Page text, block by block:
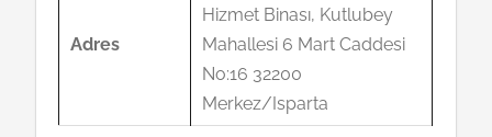
Adres
Hizmet Binası, Kutlubey
Mahallesi 6 Mart Caddesi
No:16 32200
Merkez/Isparta